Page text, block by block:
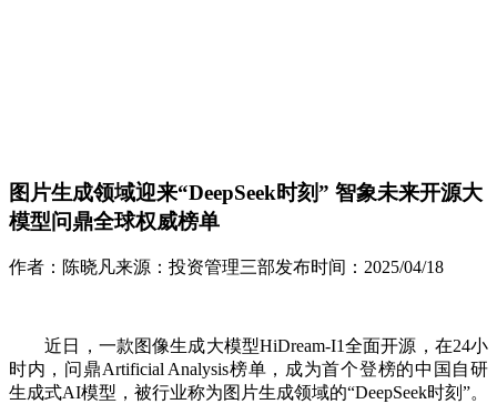
图片生成领域迎来“DeepSeek时刻” 智象未来开源大
模型问鼎全球权威榜单
作者： 陈晓凡来源： 投资管理三部发布时间： 2025/04/18
近日，一款图像生成大模型HiDream-I1全面开源，在24小
时内，问鼎Artificial Analysis榜单，成为首个登榜的中国自研
生成式AI模型，被行业称为图片生成领域的“DeepSeek时刻”。